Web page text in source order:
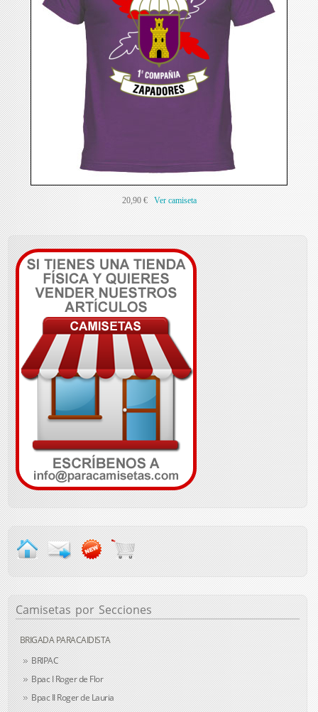
20,90 € Ver camiseta
Camisetas por Secciones
BRIGADA PARACAIDISTA
BRIPAC
Bpac I Roger de Flor
Bpac II Roger de Lauria